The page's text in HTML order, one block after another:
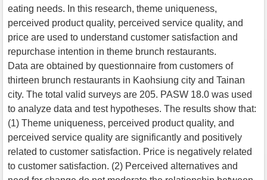
eating needs. In this research, theme uniqueness,
perceived product quality, perceived service quality, and
price are used to understand customer satisfaction and
repurchase intention in theme brunch restaurants.
Data are obtained by questionnaire from customers of
thirteen brunch restaurants in Kaohsiung city and Tainan
city. The total valid surveys are 205. PASW 18.0 was used
to analyze data and test hypotheses. The results show that:
(1) Theme uniqueness, perceived product quality, and
perceived service quality are significantly and positively
related to customer satisfaction. Price is negatively related
to customer satisfaction. (2) Perceived alternatives and